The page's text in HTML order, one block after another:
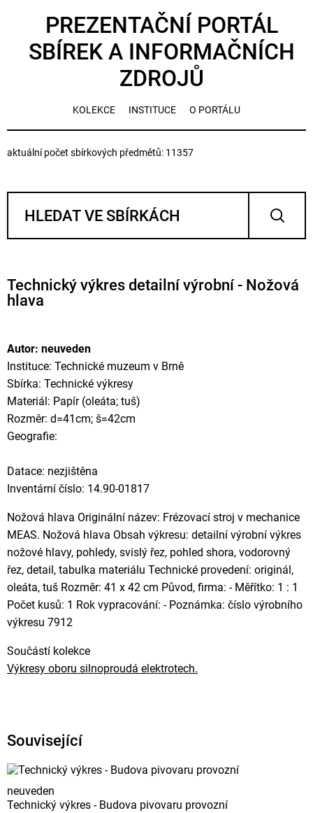
PREZENTAČNÍ PORTÁL
SBÍREK A INFORMAČNÍCH
ZDROJŮ
KOLEKCE INSTITUCE O PORTÁLU
aktuální počet sbírkových předmětů: 11357
Technický výkres detailní výrobní - Nožová
hlava
Autor: neuveden
Instituce: Technické muzeum v Brně
Sbírka: Technické výkresy
Materiál: Papír (oleáta; tuš)
Rozměr: d=41cm; š=42cm
Geografie:
Datace: nezjištěna
Inventární číslo: 14.90-01817
Nožová hlava Originální název: Frézovací stroj v mechanice
MEAS. Nožová hlava Obsah výkresu: detailní výrobní výkres
nožové hlavy, pohledy, svislý řez, pohled shora, vodorovný
řez, detail, tabulka materiálu Technické provedení: originál,
oleáta, tuš Rozměr: 41 x 42 cm Původ, firma: - Měřítko: 1 : 1
Počet kusů: 1 Rok vypracování: - Poznámka: číslo výrobního
výkresu 7912
Součástí kolekce
Výkresy oboru silnoproudá elektrotech.
Související
neuveden
Technický výkres - Budova pivovaru provozní